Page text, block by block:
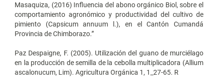
Masaquiza, (2016) Influencia del abono orgánico Biol, sobre el
comportamiento agronómico y productividad del cultivo de
pimiento (Capsicum annuum l.), en el Cantón Cumandá
Provincia de Chimborazo.”
Paz Despaigne, F. (2005). Utilización del guano de murciélago
en la producción de semilla de la cebolla multiplicadora (Allium
ascalonucum, Lim). Agricultura Orgánica 1, 1_27-65. R